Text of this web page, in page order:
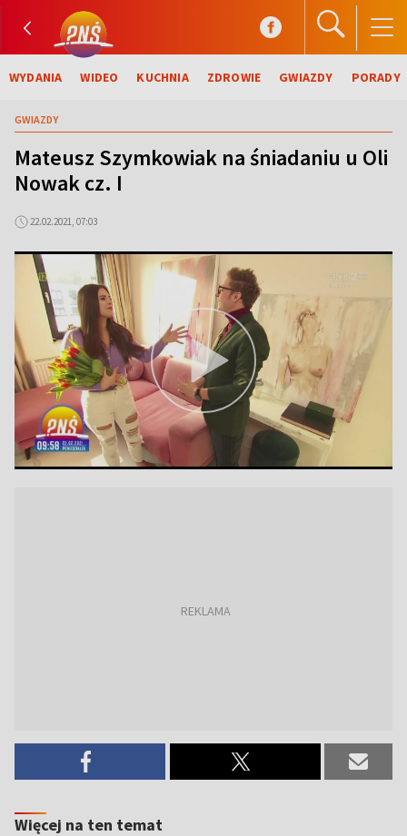
WYDANIA WIDEO KUCHNIA ZDROWIE GWIAZDY PORADY
GWIAZDY
Mateusz Szymkowiak na śniadaniu u Oli
Nowak cz. I
22.02.2021, 07:03
Więcej na ten temat